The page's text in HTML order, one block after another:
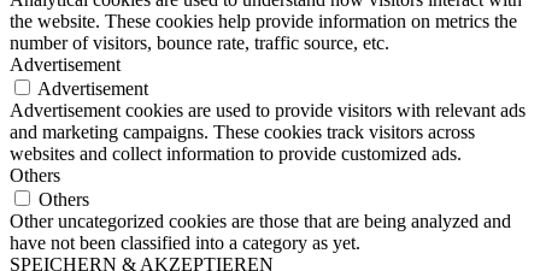
the website. These cookies help provide information on metrics the
number of visitors, bounce rate, traffic source, etc.
Advertisement
Advertisement
Advertisement cookies are used to provide visitors with relevant ads
and marketing campaigns. These cookies track visitors across
websites and collect information to provide customized ads.
Others
Others
Other uncategorized cookies are those that are being analyzed and
have not been classified into a category as yet.
SPEICHERN & AKZEPTIEREN